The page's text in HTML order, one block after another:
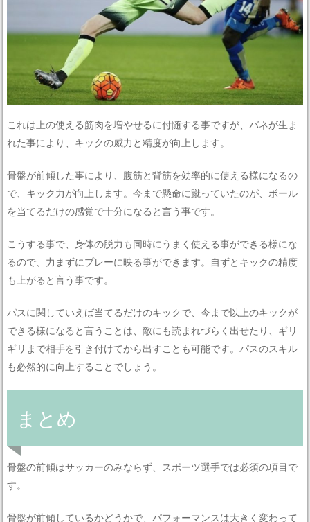
これは上の使える筋肉を増やせるに付随する事ですが、バネが生ま
れた事により、キックの威力と精度が向上します。
骨盤が前傾した事により、腹筋と背筋を効率的に使える様になるの
で、キック力が向上します。今まで懸命に蹴っていたのが、ボール
を当てるだけの感覚で十分になると言う事です。
こうする事で、身体の脱力も同時にうまく使える事ができる様にな
るので、力まずにプレーに映る事ができます。自ずとキックの精度
も上がると言う事です。
パスに関していえば当てるだけのキックで、今まで以上のキックが
できる様になると言うことは、敵にも読まれづらく出せたり、ギリ
ギリまで相手を引き付けてから出すことも可能です。パスのスキル
も必然的に向上することでしょう。
まとめ
骨盤の前傾はサッカーのみならず、スポーツ選手では必須の項目で
す。
骨盤が前傾しているかどうかで、パフォーマンスは大きく変わって